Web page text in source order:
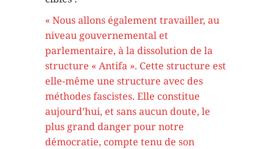
« Nous allons également travailler, au
niveau gouvernemental et
parlementaire, à la dissolution de la
structure « Antifa ». Cette structure est
elle-même une structure avec des
méthodes fascistes. Elle constitue
aujourd’hui, et sans aucun doute, le
plus grand danger pour notre
démocratie, compte tenu de son